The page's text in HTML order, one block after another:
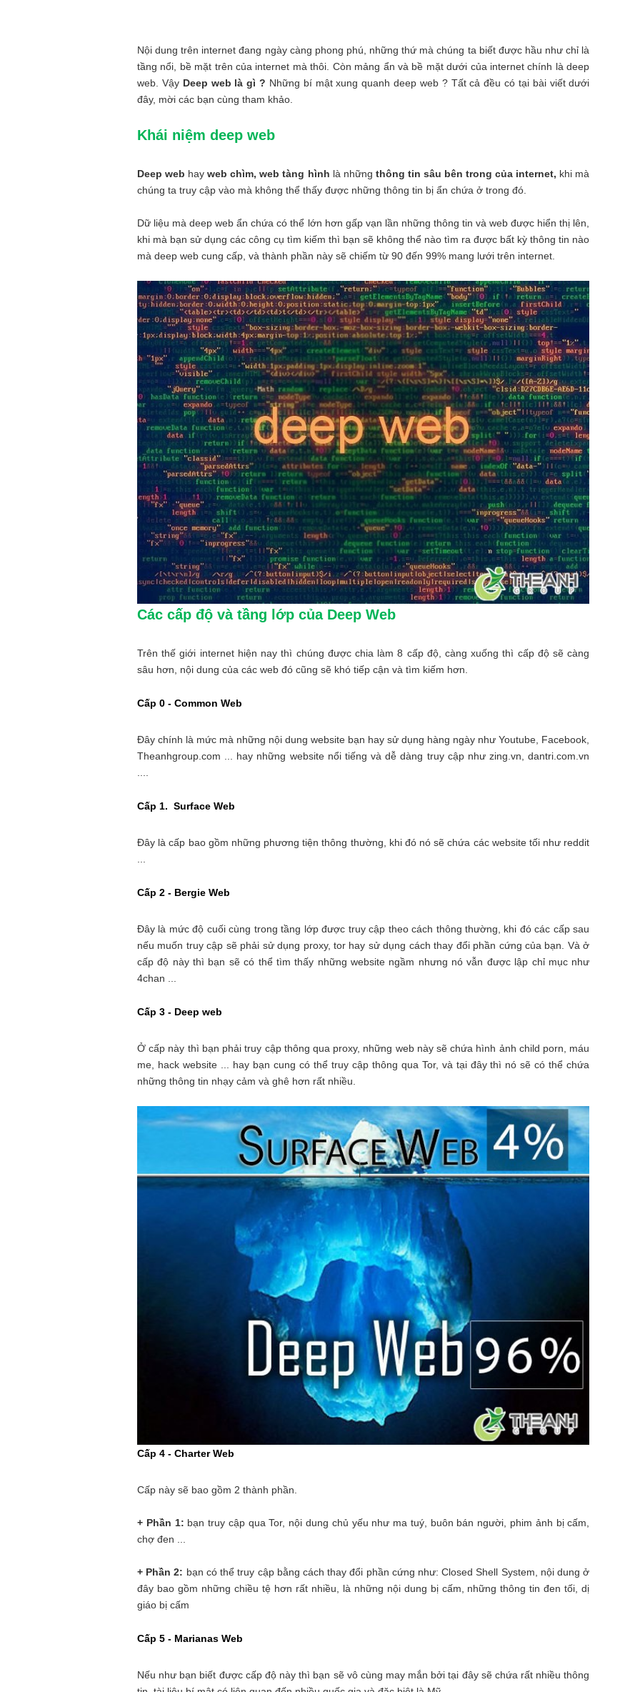
Nội dung trên internet đang ngày càng phong phú, những thứ mà chúng ta biết được hầu như chỉ là
tầng nổi, bề mặt trên của internet mà thôi. Còn mảng ẩn và bề mặt dưới của internet chính là deep
web. Vậy Deep web là gì ? Những bí mật xung quanh deep web ? Tất cả đều có tại bài viết dưới
đây, mời các bạn cùng tham khảo.
Khái niệm deep web
Deep web hay web chìm, web tàng hình là những thông tin sâu bên trong của internet, khi mà
chúng ta truy cập vào mà không thể thấy được những thông tin bị ẩn chứa ở trong đó.
Dữ liệu mà deep web ẩn chứa có thể lớn hơn gấp vạn lần những thông tin và web được hiển thị lên,
khi mà bạn sử dụng các công cụ tìm kiếm thì bạn sẽ không thể nào tìm ra được bất kỳ thông tin nào
mà deep web cung cấp, và thành phần này sẽ chiếm từ 90 đến 99% mang lưới trên internet.
Các cấp độ và tầng lớp của Deep Web
Trên thế giới internet hiện nay thì chúng được chia làm 8 cấp độ, càng xuống thì cấp độ sẽ càng
sâu hơn, nội dung của các web đó cũng sẽ khó tiếp cận và tìm kiếm hơn.
Cấp 0 - Common Web
Đây chính là mức mà những nội dung website bạn hay sử dụng hàng ngày như Youtube, Facebook,
Theanhgroup.com ... hay những website nổi tiếng và dễ dàng truy cập như zing.vn, dantri.com.vn
Cấp 1. Surface Web
Đây là cấp bao gồm những phương tiện thông thường, khi đó nó sẽ chứa các website tối như reddit
Cấp 2 - Bergie Web
Đây là mức độ cuối cùng trong tầng lớp được truy cập theo cách thông thường, khi đó các cấp sau
nếu muốn truy cập sẽ phải sử dụng proxy, tor hay sử dụng cách thay đổi phần cứng của bạn. Và ở
cấp độ này thì bạn sẽ có thể tìm thấy những website ngầm nhưng nó vẫn được lập chỉ mục như
4chan ...
Cấp 3 - Deep web
Ở cấp này thì bạn phải truy cập thông qua proxy, những web này sẽ chứa hình ảnh child porn, máu
me, hack website ... hay bạn cung có thể truy cập thông qua Tor, và tại đây thì nó sẽ có thể chứa
những thông tin nhạy cảm và ghê hơn rất nhiều.
Cấp 4 - Charter Web
Cấp này sẽ bao gồm 2 thành phần.
+ Phần 1: bạn truy cập qua Tor, nội dung chủ yếu như ma tuý, buôn bán người, phim ảnh bị cấm,
chợ đen ...
+ Phần 2: bạn có thể truy cập bằng cách thay đổi phần cứng như: Closed Shell System, nội dung ở
đây bao gồm những chiều tệ hơn rất nhiều, là những nội dung bị cấm, những thông tin đen tối, dị
giáo bị cấm
Cấp 5 - Marianas Web
Nếu như bạn biết được cấp độ này thì bạn sẽ vô cùng may mắn bởi tại đây sẽ chứa rất nhiều thông